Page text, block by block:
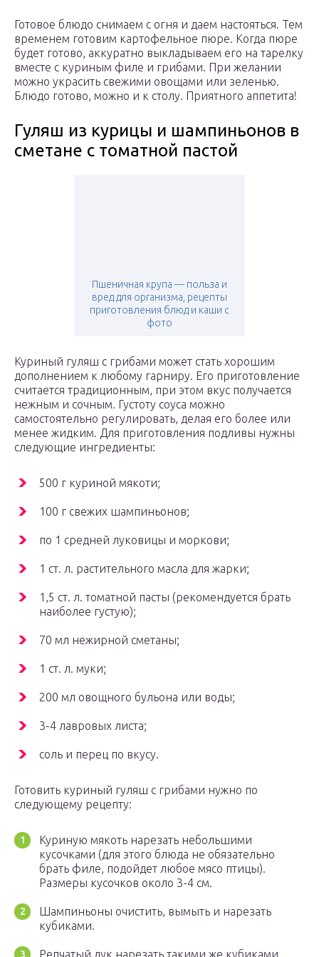
Готовое блюдо снимаем с огня и даем настояться. Тем
временем готовим картофельное пюре. Когда пюре
будет готово, аккуратно выкладываем его на тарелку
вместе с куриным филе и грибами. При желании
можно украсить свежими овощами или зеленью.
Блюдо готово, можно и к столу. Приятного аппетита!
Гуляш из курицы и шампиньонов в
сметане с томатной пастой
Пшеничная крупа — польза и
вред для организма, рецепты
приготовления блюд и каши с
фото
Куриный гуляш с грибами может стать хорошим
дополнением к любому гарниру. Его приготовление
считается традиционным, при этом вкус получается
нежным и сочным. Густоту соуса можно
самостоятельно регулировать, делая его более или
менее жидким. Для приготовления подливы нужны
следующие ингредиенты:
500 г куриной мякоти;
100 г свежих шампиньонов;
по 1 средней луковицы и моркови;
1 ст. л. растительного масла для жарки;
1,5 ст. л. томатной пасты (рекомендуется брать
наиболее густую);
70 мл нежирной сметаны;
1 ст. л. муки;
200 мл овощного бульона или воды;
3-4 лавровых листа;
соль и перец по вкусу.
Готовить куриный гуляш с грибами нужно по
следующему рецепту:
Куриную мякоть нарезать небольшими
кусочками (для этого блюда не обязательно
брать филе, подойдет любое мясо птицы).
Размеры кусочков около 3-4 см.
Шампиньоны очистить, вымыть и нарезать
кубиками.
Репчатый лук нарезать такими же кубиками,